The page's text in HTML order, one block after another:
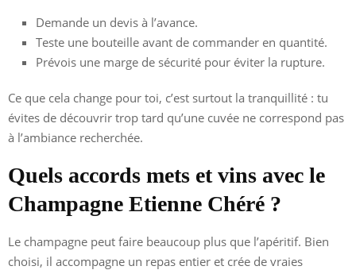
Demande un devis à l’avance.
Teste une bouteille avant de commander en quantité.
Prévois une marge de sécurité pour éviter la rupture.
Ce que cela change pour toi, c’est surtout la tranquillité : tu
évites de découvrir trop tard qu’une cuvée ne correspond pas
à l’ambiance recherchée.
Quels accords mets et vins avec le
Champagne Etienne Chéré ?
Le champagne peut faire beaucoup plus que l’apéritif. Bien
choisi, il accompagne un repas entier et crée de vraies